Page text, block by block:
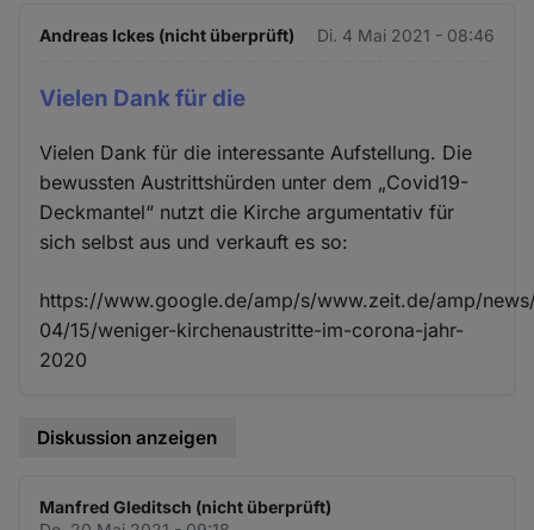
Andreas Ickes (nicht überprüft) Di. 4 Mai 2021 - 08:46
Vielen Dank für die
Vielen Dank für die interessante Aufstellung. Die
bewussten Austrittshürden unter dem „Covid19-
Deckmantel“ nutzt die Kirche argumentativ für
sich selbst aus und verkauft es so:
https://www.google.de/amp/s/www.zeit.de/amp/
04/15/weniger-kirchenaustritte-im-corona-jahr-
2020
Diskussion anzeigen
Manfred Gleditsch (nicht überprüft)